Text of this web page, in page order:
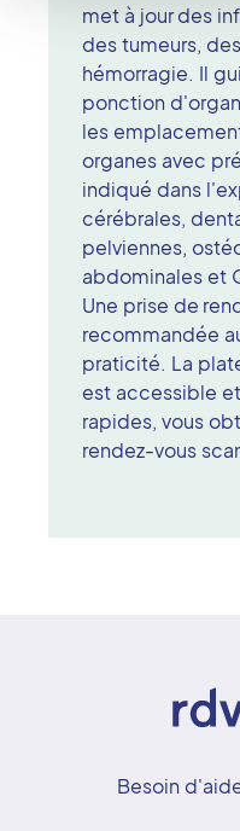
met à jour des
des tumeurs,
hémorragie. Il
ponction
les
organes avec
indiqué dans
cérébrales,
pelviennes,
abdominales et
Une prise de
recommandée
praticité. La
est accessible
rapides, vous
rendez-vous
Besoin